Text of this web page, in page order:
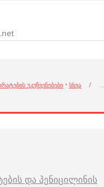
უკუჩვენებები • სხვა / …
და პენიცილინის